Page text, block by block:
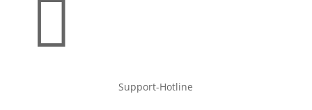

Support-Hotline